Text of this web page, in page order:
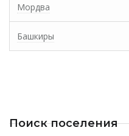
Мордва
Башкиры
Поиск поселения